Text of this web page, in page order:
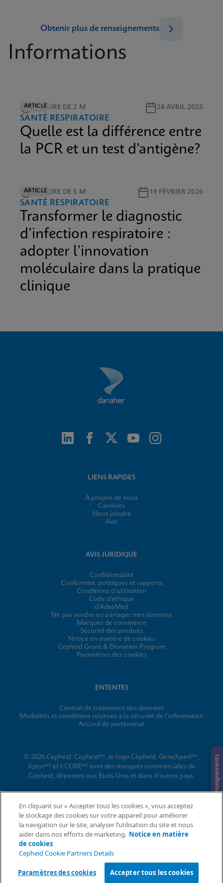
Informations
Obtenir plus de renseignements
ARTICLE
LECTURE DE 2 M 28 AVRIL 2025
SANTÉ RESPIRATOIRE
Quelle est la différence entre
la PCR et un test d’antigène?
ARTICLE
LECTURE DE 5 M 19 FÉVRIER 2026
SANTÉ RESPIRATOIRE
Transformer le diagnostic
d’infection respiratoire :
adopter l’innovation
moléculaire dans la pratique
clinique
Demande de renseignements
LIENS RAPIDES
À propos de nous
Carrières
Nous joindre
Avis
AVIS JURIDIQUE
Confidentialité
Conformité, politiques et rapports
Conditions d’utilisation
Code d’éthique
d’AdvaMed
Ne pas vendre ou partager mes données
Marques de commerce
Sécurité des produits
Notice en matière de cookies
Cepheid Grant & Donation Program
Paramètres des cookies
ENTENTES
Contrat de traitement des données
Modalités et conditions relatives à la sécurité de l’information
Accord de partenariat
© 2026 Cepheid. Cepheidᴹᴰ, le logo Cepheid, GeneXpertᴹᴰ,
Xpertᴹᴰ et I-COREᴹᴰ sont des marques commerciales de
Cepheid, déposées aux États-Unis et dans d'autres pays.
En cliquant sur « Accepter tous les cookies », vous acceptez
le stockage des cookies sur votre appareil pour améliorer
la navigation sur le site, analyser l’utilisation du site et nous
aider dans nos efforts de marketing. Notice en matière
de cookies
Cepheid Cookie Partners Details
Paramètres des cookies Accepter tous les cookies